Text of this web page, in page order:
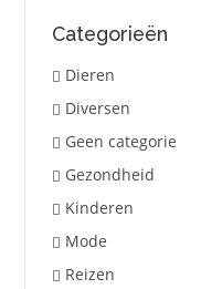
Categorieën
Dieren
Diversen
Geen categorie
Gezondheid
Kinderen
Mode
Reizen